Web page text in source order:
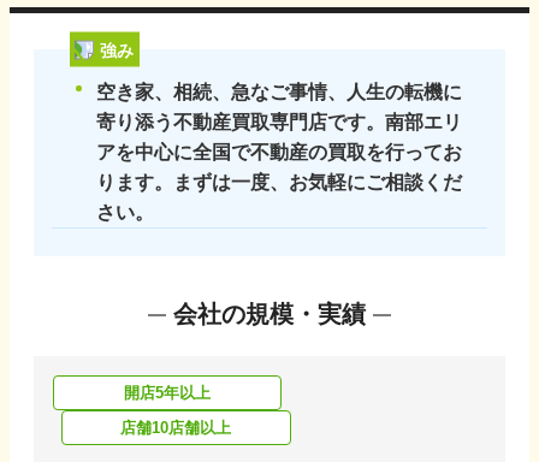
強み
空き家、相続、急なご事情、人生の転機に
寄り添う不動産買取専門店です。南部エリ
アを中心に全国で不動産の買取を行ってお
ります。まずは一度、お気軽にご相談くだ
さい。
会社の規模・実績
開店5年以上
店舗10店舗以上